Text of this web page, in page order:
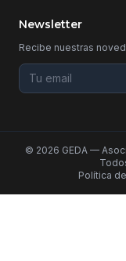
Newsletter
Recibe nuestras
Tu email para la
© 2026 GEDA —
Política